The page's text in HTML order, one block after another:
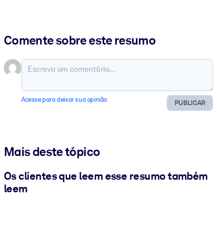
Comente sobre este resumo
PUBLICAR
Acesse para deixar sua opinião
Mais deste tópico
Os clientes que leem esse resumo também
leem